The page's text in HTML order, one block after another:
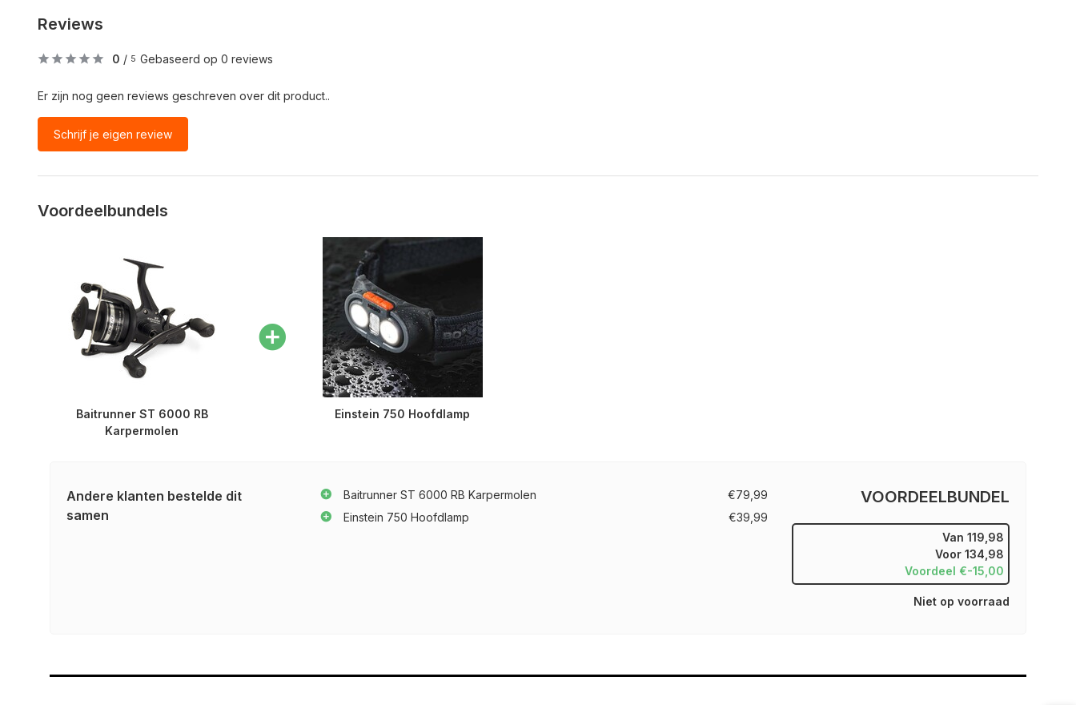
Reviews
0 / 5 Gebaseerd op 0 reviews
Er zijn nog geen reviews geschreven over dit product..
Schrijf je eigen review
Voordeelbundels
Baitrunner ST 6000 RB
Karpermolen
Einstein 750 Hoofdlamp
Andere klanten bestelde dit
samen
Baitrunner ST 6000 RB Karpermolen
€79,99
Einstein 750 Hoofdlamp
€39,99
VOORDEELBUNDEL
Van 119,98
Voor 134,98
Voordeel €-15,00
Niet op voorraad